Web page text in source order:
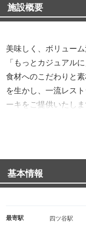
施設概要
美味しく、ボリュー
「もっとカジュアルに
食材へのこだわりと
を生かし、一流レス
ーキをご提供いたしま
旨みや肉汁をとじ込
テーキは、お肉本来
基本情報
最寄駅 四ツ谷駅